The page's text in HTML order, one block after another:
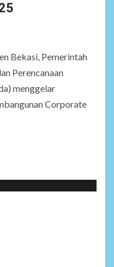
Bekasi, Pemerintah
Perencanaan
menggelar
Corporate